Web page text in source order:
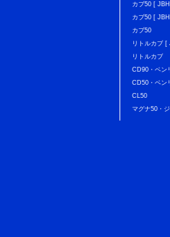
カブ50 [
カブ50 [
カブ50
リトルカブ
リトルカブ
CD90・ベン
CD50・ベン
CL50
マグナ50・